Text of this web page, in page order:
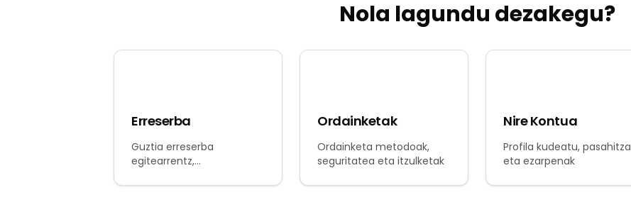
Nola lagundu dezakegu?
Erreserba
Guztia erreserba
egitearrentz,
uztearrentz
Ordainketak
Ordainketa metodoak,
seguritatea eta itzulketak
Nire Kontua
Profila kudeatu, pasahitza
eta ezarpenak